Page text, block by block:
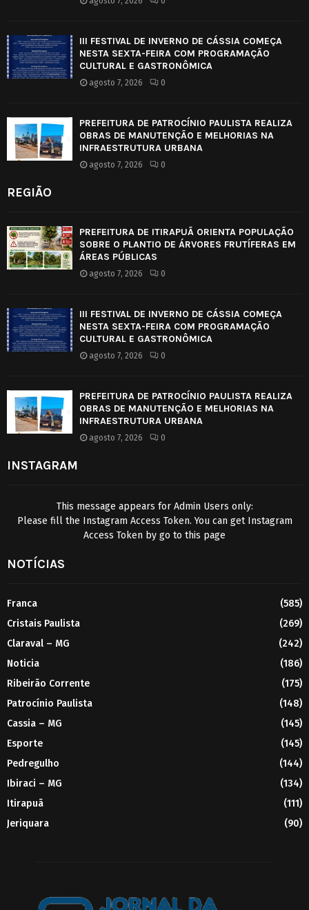
III FESTIVAL DE INVERNO DE CÁSSIA COMEÇA
NESTA SEXTA-FEIRA COM PROGRAMAÇÃO
CULTURAL E GASTRONÔMICA
agosto 7, 2026 0
PREFEITURA DE PATROCÍNIO PAULISTA REALIZA
OBRAS DE MANUTENÇÃO E MELHORIAS NA
INFRAESTRUTURA URBANA
agosto 7, 2026 0
REGIÃO
PREFEITURA DE ITIRAPUÃ ORIENTA POPULAÇÃO
SOBRE O PLANTIO DE ÁRVORES FRUTÍFERAS EM
ÁREAS PÚBLICAS
agosto 7, 2026 0
III FESTIVAL DE INVERNO DE CÁSSIA COMEÇA
NESTA SEXTA-FEIRA COM PROGRAMAÇÃO
CULTURAL E GASTRONÔMICA
agosto 7, 2026 0
PREFEITURA DE PATROCÍNIO PAULISTA REALIZA
OBRAS DE MANUTENÇÃO E MELHORIAS NA
INFRAESTRUTURA URBANA
agosto 7, 2026 0
INSTAGRAM
This message appears for Admin Users only:
Please fill the Instagram Access Token. You can get Instagram
Access Token by go to this page
NOTÍCIAS
Franca
(585)
Cristais Paulista
(269)
Claraval – MG
(242)
Noticia
(186)
Ribeirão Corrente
(175)
Patrocínio Paulista
(148)
Cassia – MG
(145)
Esporte
(145)
Pedregulho
(144)
Ibiraci – MG
(134)
Itirapuã
(111)
Jeriquara
(90)